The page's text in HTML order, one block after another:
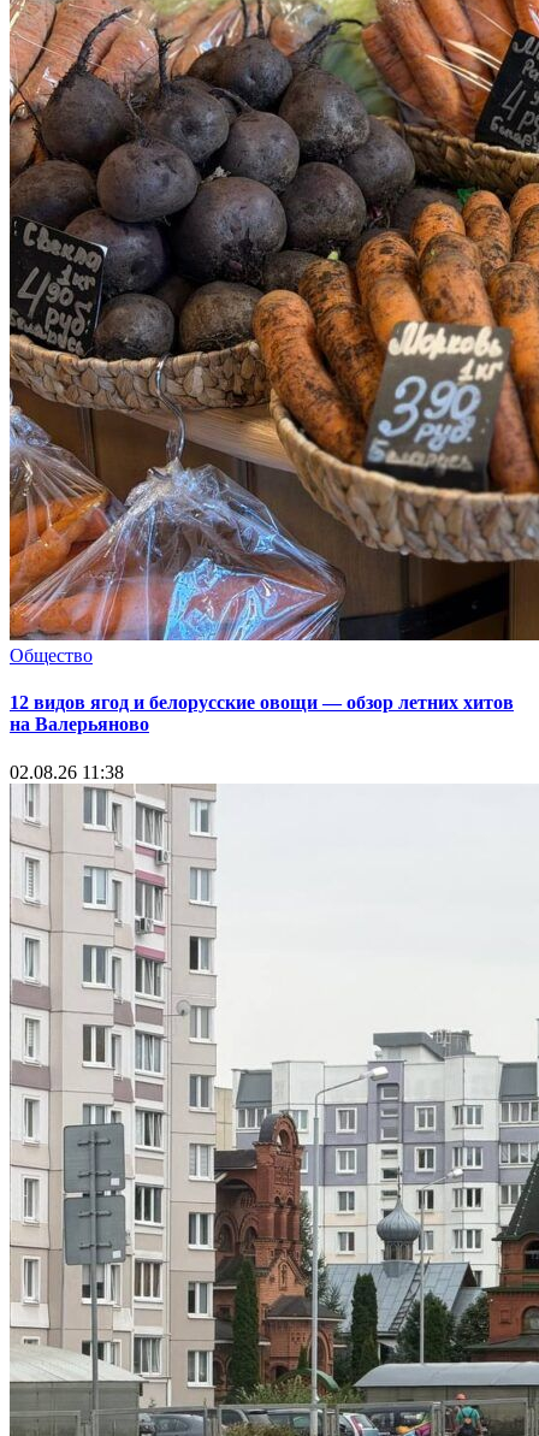
Общество
12 видов ягод и белорусские овощи — обзор летних хитов
на Валерьяново
02.08.26 11:38